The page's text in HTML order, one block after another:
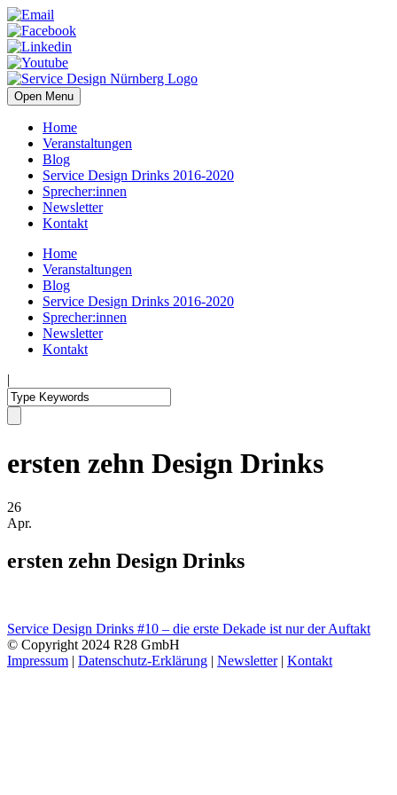
Open Menu
Home
Veranstaltungen
Blog
Service Design Drinks 2016-2020
Sprecher:innen
Newsletter
Kontakt
Home
Veranstaltungen
Blog
Service Design Drinks 2016-2020
Sprecher:innen
Newsletter
Kontakt
|
ersten zehn Design Drinks
26
Apr.
ersten zehn Design Drinks
Service Design Drinks #10 – die erste Dekade ist nur der Auftakt
© Copyright 2024 R28 GmbH
Impressum | Datenschutz-Erklärung | Newsletter| Kontakt